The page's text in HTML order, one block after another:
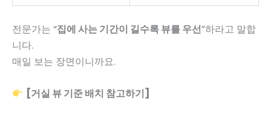
전문가는 “집에 사는 기간이 길수록 뷰를 우선”하라고 말합
니다.
매일 보는 장면이니까요.
[거실 뷰 기준 배치 참고하기]